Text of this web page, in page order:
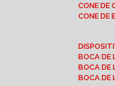
CONE
CONE
BOCA
BOCA
BOCA